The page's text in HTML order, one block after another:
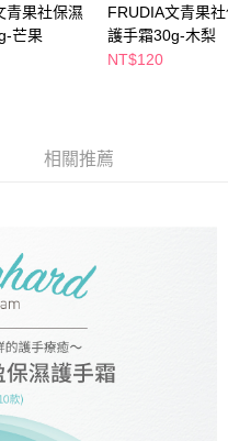
support/home
AFTEE先享後付」服務完成之交
足之情形，本公司將視審查結果
註冊。若發現惡意使用之情形，
使用額度並採取法律行動。
費
費
青果社保濕
芒果
FRUDIA文青果
護手霜30g-木梨
NT$120
相關推薦